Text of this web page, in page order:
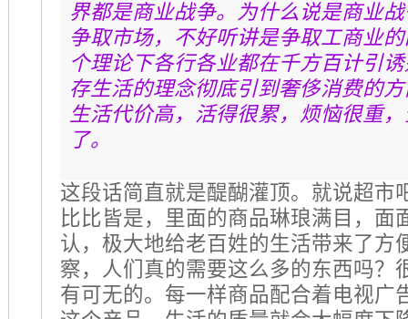
界都是商业战争。为什么说是商业
争取市场，不好听讲是争取工商业
个理论下各行各业都在千方百计引
存生活的理念彻底引到奢侈消费的
生活代价高，活得很累，烦恼很重
了。
这段话简直就是醍醐灌顶。就说超市
比比皆是，里面的商品琳琅满目，面
认，极大地给老百姓的生活带来了方
察，人们真的需要这么多的东西吗？
有可无的。每一样商品配合着电视广